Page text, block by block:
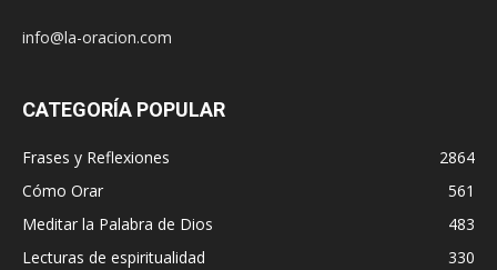
info@la-oracion.com
CATEGORÍA POPULAR
Frases y Reflexiones
2864
Cómo Orar
561
Meditar la Palabra de Dios
483
Lecturas de espiritualidad
330